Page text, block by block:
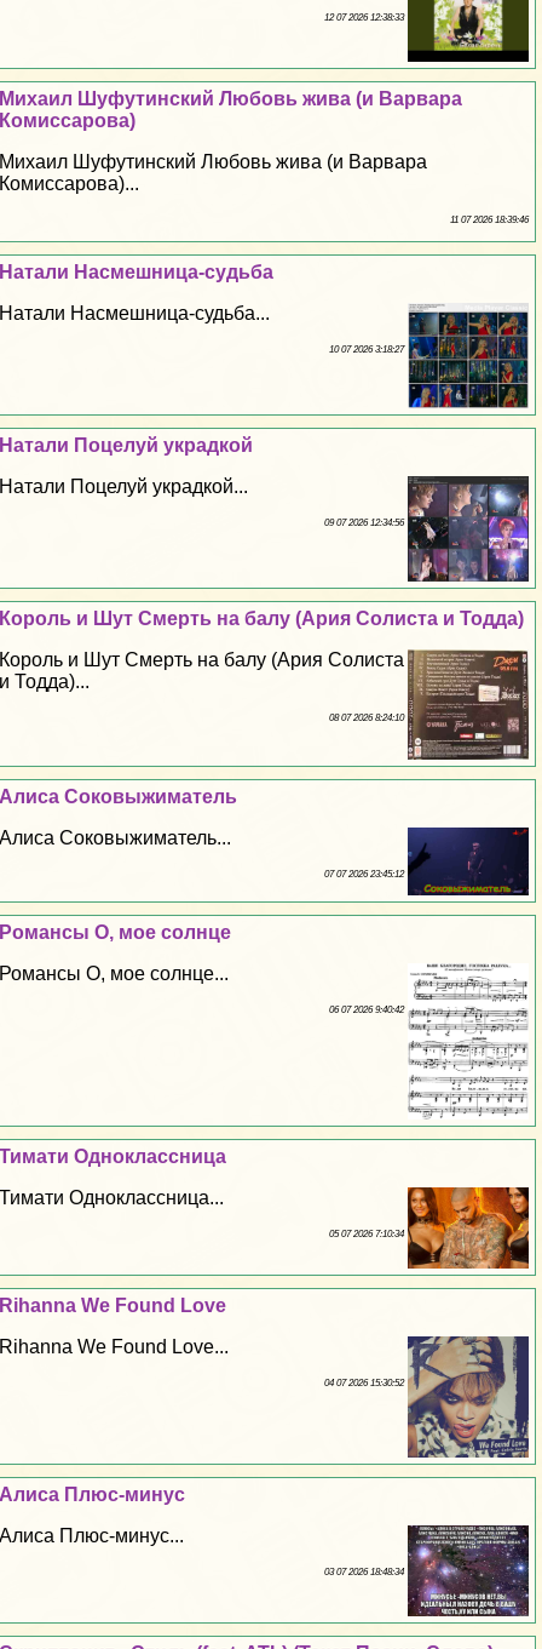
12 07 2026 12:38:33
Михаил Шуфутинский Любовь жива (и Варвара
Комиссарова)
Михаил Шуфутинский Любовь жива (и Варвара
Комиссарова)...
11 07 2026 18:39:46
Натали Насмешница-судьба
Натали Насмешница-судьба...
10 07 2026 3:18:27
Натали Поцелуй украдкой
Натали Поцелуй украдкой...
09 07 2026 12:34:56
Король и Шут Cмepть на балу (Ария Солиста и Тодда)
Король и Шут Cмepть на балу (Ария Солиста
и Тодда)...
08 07 2026 8:24:10
Алиса Соковыжиматель
Алиса Соковыжиматель...
07 07 2026 23:45:12
Романсы О, мое солнце
Романсы О, мое солнце...
06 07 2026 9:40:42
Тимати Одноклассница
Тимати Одноклассница...
05 07 2026 7:10:34
Rihanna We Found Love
Rihanna We Found Love...
04 07 2026 15:30:52
Алиса Плюс-минус
Алиса Плюс-минус...
03 07 2026 18:48:34